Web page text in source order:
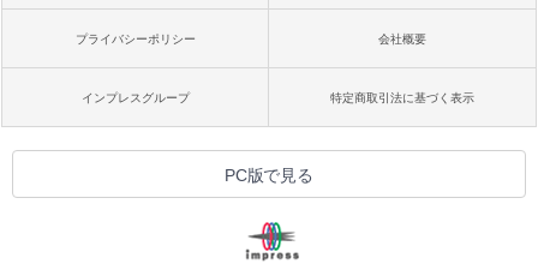
プライバシーポリシー 会社概要
インプレスグループ 特定商取引法に基づく表示
PC版で見る